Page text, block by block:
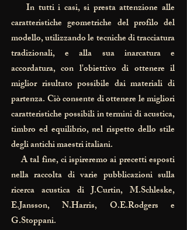
In tutti i casi, si presta attenzione alle
caratteristiche geometriche del profilo del
modello, utilizzando le tecniche di tracciatura
tradizionali, e alla sua inarcatura e
accordatura, con l'obiettivo di ottenere il
miglior risultato possibile dai materiali di
partenza. Ciò consente di ottenere le migliori
caratteristiche possibili in termini di acustica,
timbro ed equilibrio, nel rispetto dello stile
degli antichi maestri italiani.
A tal fine, ci ispireremo ai precetti esposti
nella raccolta di varie pubblicazioni sulla
ricerca acustica di J.Curtin, M.Schleske,
E.Jansson, N.Harris, O.E.Rodgers e
G.Stoppani.